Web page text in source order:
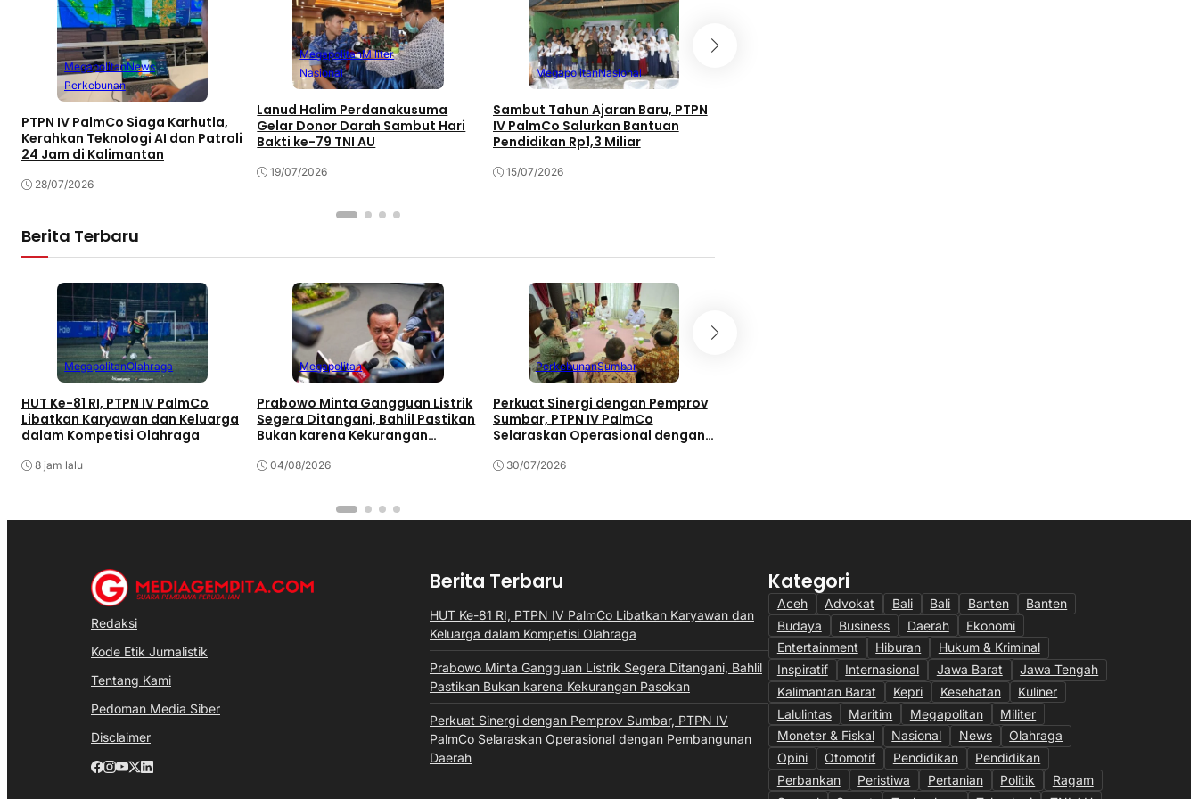
MegapolitanNews
Perkebunan
PTPN IV PalmCo Siaga Karhutla,
Kerahkan Teknologi AI dan Patroli
24 Jam di Kalimantan
28/07/2026
MegapolitanMiliter
Nasional
Lanud Halim Perdanakusuma
Gelar Donor Darah Sambut Hari
Bakti ke-79 TNI AU
19/07/2026
MegapolitanNasional
Sambut Tahun Ajaran Baru, PTPN
IV PalmCo Salurkan Bantuan
Pendidikan Rp1,3 Miliar
15/07/2026
Berita Terbaru
MegapolitanOlahraga
HUT Ke-81 RI, PTPN IV PalmCo
Libatkan Karyawan dan Keluarga
dalam Kompetisi Olahraga
8 jam lalu
Megapolitan
Prabowo Minta Gangguan Listrik
Segera Ditangani, Bahlil Pastikan
Bukan karena Kekurangan
04/08/2026
PerkebunanSumbar
Perkuat Sinergi dengan Pemprov
Sumbar, PTPN IV PalmCo
Selaraskan Operasional dengan
30/07/2026
Redaksi
Kode Etik Jurnalistik
Tentang Kami
Pedoman Media Siber
Disclaimer
Berita Terbaru
HUT Ke-81 RI, PTPN IV PalmCo Libatkan Karyawan dan
Keluarga dalam Kompetisi Olahraga
Prabowo Minta Gangguan Listrik Segera Ditangani, Bahlil
Pastikan Bukan karena Kekurangan Pasokan
Perkuat Sinergi dengan Pemprov Sumbar, PTPN IV
PalmCo Selaraskan Operasional dengan Pembangunan
Daerah
Kategori
Aceh Advokat Bali Bali Banten
Banten
Budaya
Business Daerah
Ekonomi
Entertainment
Hiburan
Hukum & Kriminal
Inspiratif
Internasional Jawa Barat
Jawa Tengah
Kalimantan Barat
Kepri Kesehatan
Kuliner
Lalulintas
Maritim Megapolitan
Militer
Moneter & Fiskal
Nasional News
Olahraga
Opini
Otomotif Pendidikan
Pendidikan
Perbankan
Peristiwa Pertanian Politik
Ragam